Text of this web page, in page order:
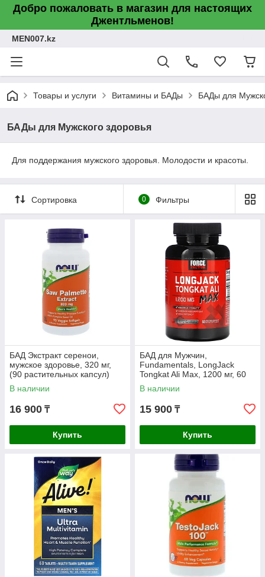
Добро пожаловать в магазин для настоящих
Джентльменов!
MEN007.kz
Товары и услуги Витамины и БАДы БАДы для
БАДы для Мужского здоровья
Для поддержания мужского здоровья. Молодости и красоты.
Сортировка 0 Фильтры
БАД Экстракт серенои,
мужское здоровье, 320 мг,
(90 растительных капсул)
Now Foods
В наличии
16 900 ₸
Купить
БАД для Мужчин,
Fundamentals, LongJack
Tongkat Ali Max, 1200 мг, 60
растительных капсул, Force
Factor
В наличии
15 900 ₸
Купить